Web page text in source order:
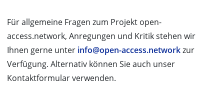
Für allgemeine Fragen zum Projekt open-
access.network, Anregungen und Kritik stehen wir
Ihnen gerne unter info@open-access.networkzur
Verfügung. Alternativ können Sie auch unser
Kontaktformular verwenden.